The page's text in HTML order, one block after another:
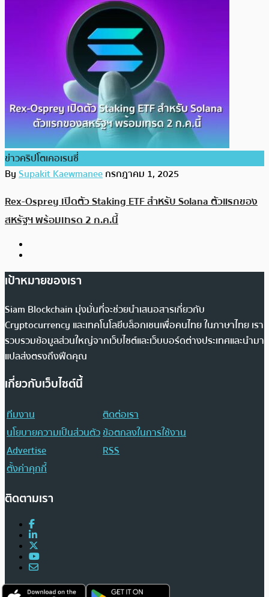
ข่าวคริปโตเคอเรนซี่
BySupakit Kaewmaneeกรกฎาคม 1, 2025
Rex-Osprey เปิดตัว Staking ETF สำหรับ Solana ตัวแรกของ
สหรัฐฯ พร้อมเทรด 2 ก.ค.นี้
เป้าหมายของเรา
Siam Blockchain มุ่งมั่นที่จะช่วยนำเสนอสารเกี่ยวกับ
Cryptocurrency และเทคโนโลยีบล็อกเชนเพื่อคนไทย ในภาษาไทย เรา
รวบรวมข้อมูลส่วนใหญ่จากเว็บไซต์และเว็บบอร์ดต่างประเทศและนำมา
แปลส่งตรงถึงฟีดคุณ
เกี่ยวกับเว็บไซต์นี้
ทีมงาน
ติดต่อเรา
นโยบายความเป็นส่วนตัวข้อตกลงในการใช้งาน
Advertise
RSS
ตั้งค่าคุกกี้
ติดตามเรา